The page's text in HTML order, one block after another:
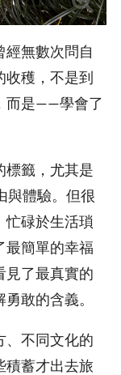
經無數次問自
收穫，不是到
而是——學會了
標籤，尤其是
與體驗。但很
忙碌於生活瑣
最簡單的幸福
見了最真實的
敢的含義。
、不同文化的
積蓄才出去旅